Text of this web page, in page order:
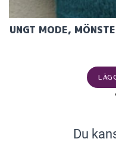
UNGT MODE,
Du